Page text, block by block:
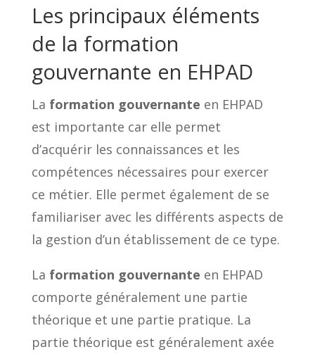
Les principaux éléments
de la formation
gouvernante en EHPAD
La formation gouvernante en EHPAD
est importante car elle permet
d’acquérir les connaissances et les
compétences nécessaires pour exercer
ce métier. Elle permet également de se
familiariser avec les différents aspects de
la gestion d’un établissement de ce type.
La formation gouvernante en EHPAD
comporte généralement une partie
théorique et une partie pratique. La
partie théorique est généralement axée